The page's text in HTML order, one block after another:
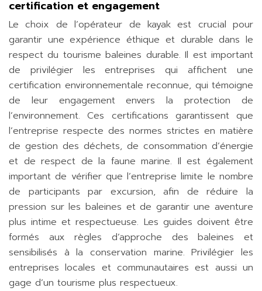
certification et engagement
Le choix de l’opérateur de kayak est crucial pour
garantir une expérience éthique et durable dans le
respect du tourisme baleines durable. Il est important
de privilégier les entreprises qui affichent une
certification environnementale reconnue, qui témoigne
de leur engagement envers la protection de
l’environnement. Ces certifications garantissent que
l’entreprise respecte des normes strictes en matière
de gestion des déchets, de consommation d’énergie
et de respect de la faune marine. Il est également
important de vérifier que l’entreprise limite le nombre
de participants par excursion, afin de réduire la
pression sur les baleines et de garantir une aventure
plus intime et respectueuse. Les guides doivent être
formés aux règles d’approche des baleines et
sensibilisés à la conservation marine. Privilégier les
entreprises locales et communautaires est aussi un
gage d’un tourisme plus respectueux.